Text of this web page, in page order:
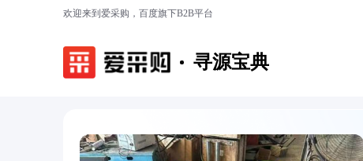
欢迎来到爱采购，百度旗下B2B平台
寻源宝典